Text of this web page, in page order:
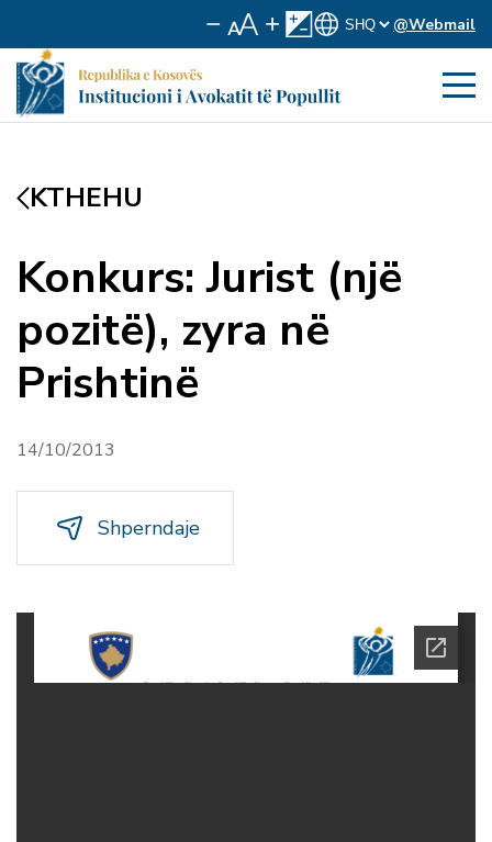
@Webmail
KTHEHU
Konkurs: Jurist (një
pozitë), zyra në
Prishtinë
14/10/2013
Shperndaje